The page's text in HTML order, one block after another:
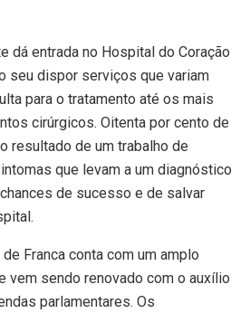
dá entrada no Hospital do Coração
seu dispor serviços que variam
para o tratamento até os mais
cirúrgicos. Oitenta por cento de
resultado de um trabalho de
que levam a um diagnóstico
de sucesso e de salvar
Franca conta com um amplo
vem sendo renovado com o auxílio
parlamentares. Os